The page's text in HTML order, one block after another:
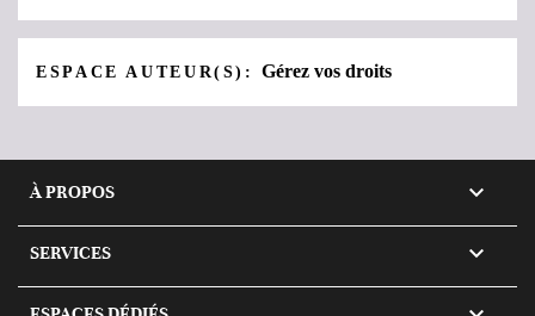
ESPACE AUTEUR(S):Gérez vos droits
À PROPOS 
SERVICES 